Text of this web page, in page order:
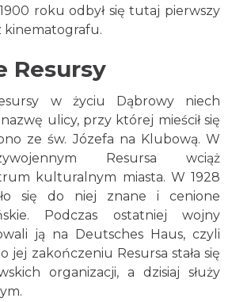
roku odbył się tutaj pierwszy
kinematografu.
Resursy
w życiu Dąbrowy niech
ulicy, przy której mieścił się
ze św. Józefa na Klubową. W
Resursa wciąż
kulturalnym miasta. W 1928
się do niej znane i cenione
Podczas ostatniej wojny
ją na Deutsches Haus, czyli
jej zakończeniu Resursa stała się
organizacji, a dzisiaj służy